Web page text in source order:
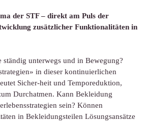
der STF – direkt am Puls der
zusätzlicher Funktionalitäten in
unterwegs und in Bewegung?
in dieser kontinuierlichen
Sicher-heit und Temporeduktion,
Durchatmen. Kann Bekleidung
sein? Können
in Bekleidungsteilen Lösungsansätze